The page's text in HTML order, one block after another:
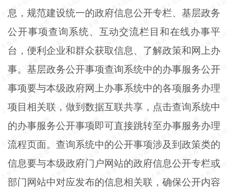
息，规范建设统一的政府信息公开专栏、基层政务
公开事项查询系统、互动交流栏目和在线办事平
台，便利企业和群众获取信息、了解政策和网上办
事。基层政务公开事项查询系统中的办事服务公开
事项要与本级政府网上办事系统中的各项服务办理
项目相关联，做到数据互联共享，点击查询系统中
的办事服务公开事项即可直接跳转至办事服务办理
流程页面。查询系统中的公开事项涉及到政策类的
信息要与本级政府门户网站的政府信息公开专栏或
部门网站中对应发布的信息相关联，确保公开内容